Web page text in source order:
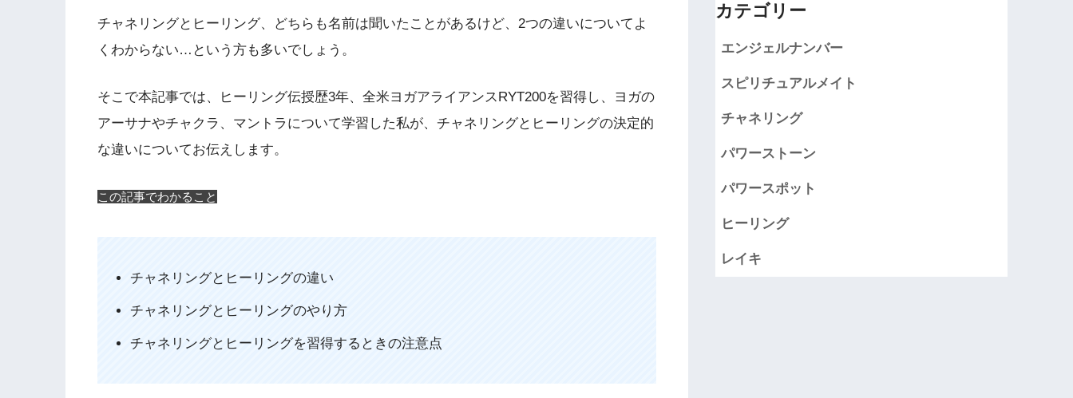
チャネリングとヒーリング、どちらも名前は聞いたことがあるけど、2つの違いについてよ
くわからない…という方も多いでしょう。
そこで本記事では、ヒーリング伝授歴3年、全米ヨガアライアンスRYT200を習得し、ヨガの
アーサナやチャクラ、マントラについて学習した私が、チャネリングとヒーリングの決定的
な違いについてお伝えします。
この記事でわかること
チャネリングとヒーリングの違い
チャネリングとヒーリングのやり方
チャネリングとヒーリングを習得するときの注意点
カテゴリー
エンジェルナンバー
スピリチュアルメイト
チャネリング
パワーストーン
パワースポット
ヒーリング
レイキ